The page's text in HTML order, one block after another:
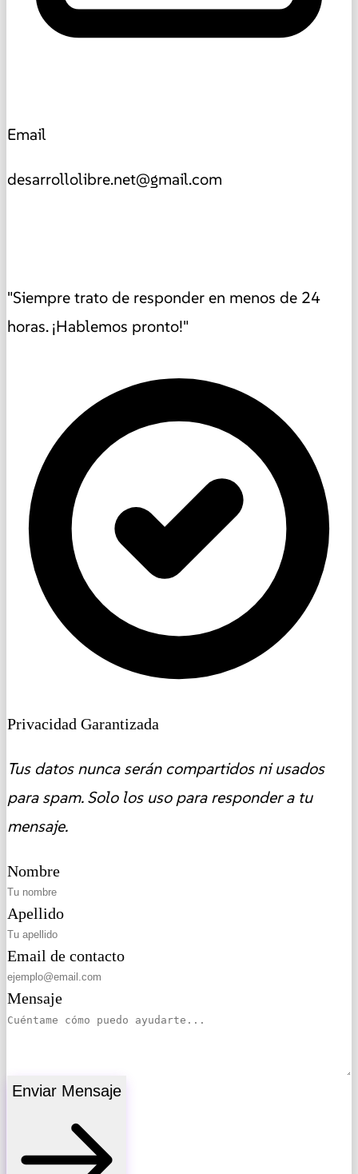
Email
desarrollolibre.net@gmail.com
"Siempre trato de responder en menos de 24
horas. ¡Hablemos pronto!"
Privacidad Garantizada
Tus datos nunca serán compartidos ni usados
para spam. Solo los uso para responder a tu
mensaje.
Nombre
Apellido
Email de contacto
Mensaje
Enviar Mensaje